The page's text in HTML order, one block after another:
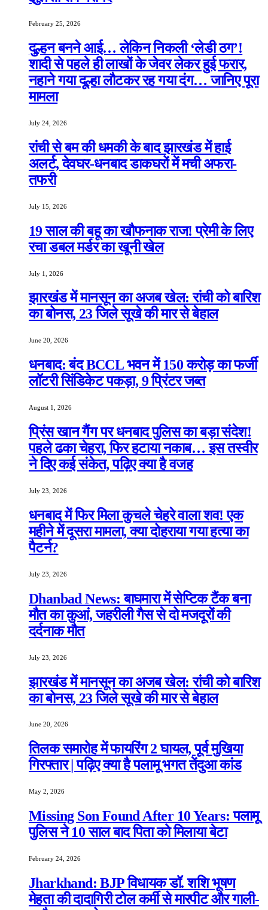
February 25, 2026
दुल्हन बनने आई… लेकिन निकली ‘लेडी ठग’!
शादी से पहले ही लाखों के जेवर लेकर हुई फरार,
नहाने गया दूल्हा लौटकर रह गया दंग… जानिए पूरा
मामला
July 24, 2026
रांची से बम की धमकी के बाद झारखंड में हाई
अलर्ट, देवघर-धनबाद डाकघरों में मची अफरा-
तफरी
July 15, 2026
19 साल की बहू का खौफनाक राज! प्रेमी के लिए
रचा डबल मर्डर का खूनी खेल
July 1, 2026
झारखंड में मानसून का अजब खेल: रांची को बारिश
का बोनस, 23 जिले सूखे की मार से बेहाल
June 20, 2026
धनबाद: बंद BCCL भवन में 150 करोड़ का फर्जी
लॉटरी सिंडिकेट पकड़ा, 9 प्रिंटर जब्त
August 1, 2026
प्रिंस खान गैंग पर धनबाद पुलिस का बड़ा संदेश!
पहले ढका चेहरा, फिर हटाया नकाब… इस तस्वीर
ने दिए कई संकेत, पढ़िए क्या है वजह
July 23, 2026
धनबाद में फिर मिला कुचले चेहरे वाला शव! एक
महीने में दूसरा मामला, क्या दोहराया गया हत्या का
पैटर्न?
July 23, 2026
Dhanbad News: बाघमारा में सेप्टिक टैंक बना
मौत का कुआं, जहरीली गैस से दो मजदूरों की
दर्दनाक मौत
July 23, 2026
झारखंड में मानसून का अजब खेल: रांची को बारिश
का बोनस, 23 जिले सूखे की मार से बेहाल
June 20, 2026
तिलक समारोह में फायरिंग 2 घायल, पूर्व मुखिया
गिरफ्तार | पढ़िए क्या है पलामू भगत तेंदुआ कांड
May 2, 2026
Missing Son Found After 10 Years: पलामू
पुलिस ने 10 साल बाद पिता को मिलाया बेटा
February 24, 2026
Jharkhand: BJP विधायक डॉ. शशि भूषण
मेहता की दादागिरी टोल कर्मी से मारपीट और गाली-